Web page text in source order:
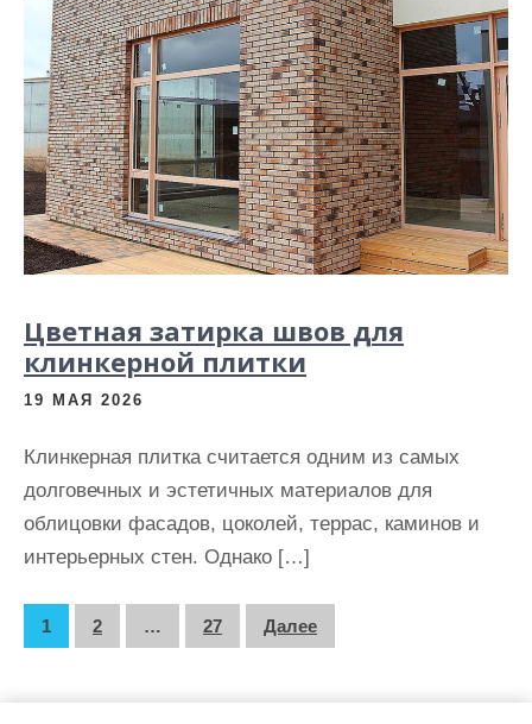
Цветная затирка швов для
клинкерной плитки
19 МАЯ 2026
Клинкерная плитка считается одним из самых
долговечных и эстетичных материалов для
облицовки фасадов, цоколей, террас, каминов и
интерьерных стен. Однако […]
П
г
1 2 … 27 Далее